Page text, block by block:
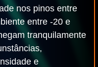
nos pinos entre
entre -20 e
tranquilamente
e